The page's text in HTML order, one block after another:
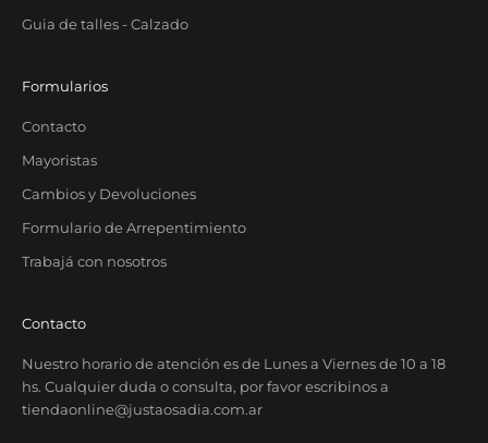
Guia de talles - Calzado
Formularios
Contacto
Mayoristas
Cambios y Devoluciones
Formulario de Arrepentimiento
Trabajá con nosotros
Contacto
Nuestro horario de atención es de Lunes a Viernes de 10 a 18
hs. Cualquier duda o consulta, por favor escribinos a
tiendaonline@justaosadia.com.ar